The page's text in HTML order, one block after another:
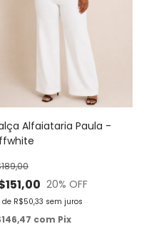
Alfaiataria Paula -
20% OFF
de R$50,33 sem juros
com Pix